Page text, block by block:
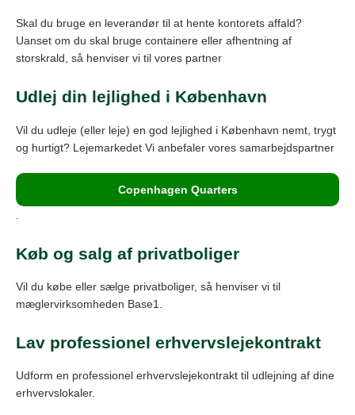
Skal du bruge en leverandør til at hente kontorets affald?
Uanset om du skal bruge containere eller afhentning af
storskrald, så henviser vi til vores partner
Udlej din lejlighed i København
Vil du udleje (eller leje) en god lejlighed i København nemt, trygt
og hurtigt? Lejemarkedet Vi anbefaler vores samarbejdspartner
Copenhagen Quarters
Køb og salg af privatboliger
Vil du købe eller sælge privatboliger, så henviser vi til
mæglervirksomheden Base1.
Lav professionel erhvervslejekontrakt
Udform en professionel erhvervslejekontrakt til udlejning af dine
erhvervslokaler.